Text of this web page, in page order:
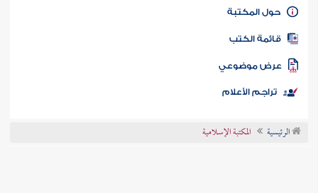
كتاب الأمة
المكتبة
الكتب
موضوعي
تراجم الأعلام
الرئيسية المكتبة الإسلامية